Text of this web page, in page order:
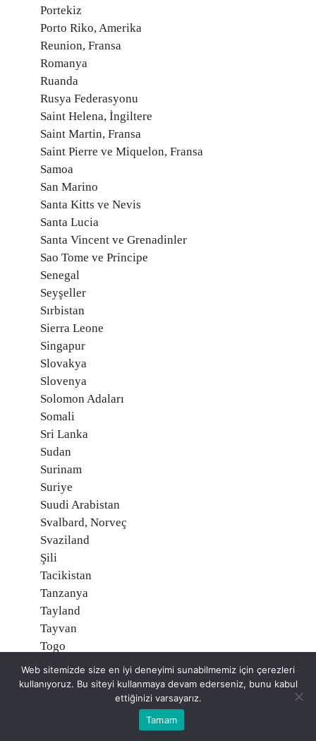
Portekiz
Porto Riko, Amerika
Reunion, Fransa
Romanya
Ruanda
Rusya Federasyonu
Saint Helena, İngiltere
Saint Martin, Fransa
Saint Pierre ve Miquelon, Fransa
Samoa
San Marino
Santa Kitts ve Nevis
Santa Lucia
Santa Vincent ve Grenadinler
Sao Tome ve Principe
Senegal
Seyşeller
Sırbistan
Sierra Leone
Singapur
Slovakya
Slovenya
Solomon Adaları
Somali
Sri Lanka
Sudan
Surinam
Suriye
Suudi Arabistan
Svalbard, Norveç
Svaziland
Şili
Tacikistan
Tanzanya
Tayland
Tayvan
Togo
Tonga
Trinidad ve Tobago
Turks ve Caicos Adaları, İngiltere
Web sitemizde size en iyi deneyimi sunabilmemiz için çerezleri
kullanıyoruz. Bu siteyi kullanmaya devam ederseniz, bunu kabul
ettiğinizi varsayarız.
Tamam